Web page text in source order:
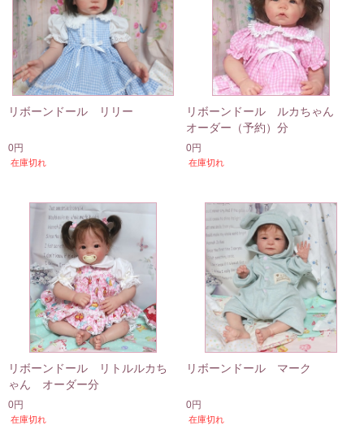
リボーンドール リリー
0円
在庫切れ
リボーンドール ルカちゃん
オーダー（予約）分
0円
在庫切れ
リボーンドール リトルルカち
ゃん オーダー分
0円
在庫切れ
リボーンドール マーク
0円
在庫切れ